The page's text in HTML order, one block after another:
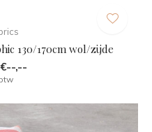
130/170cm wol/zijde
,--